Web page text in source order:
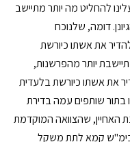
להחליט מה יותר מתיישב
דומה, שלנוכח
את אשתו כיורשת
יותר מהפרשנות,
את אשתו כיורשת בלעדית
ולצרף לה את 20 אחייניו בתור שותפים עמה בדירת
שהצוואה המוקדמת
בימ"ש קמא לתת משקל